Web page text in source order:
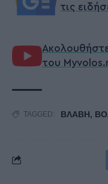
τις
του
TAGGED: ΒΛΑΒΗ,